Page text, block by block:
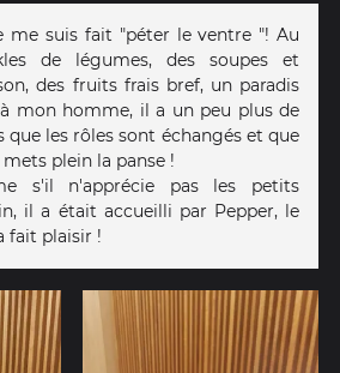
me suis fait "péter le ventre "! Au
de légumes, des soupes et
des fruits frais bref, un paradis
mon homme, il a un peu plus de
que les rôles sont échangés et que
plein la panse !
s'il n'apprécie pas les petits
il a était accueilli par Pepper, le
fait plaisir !